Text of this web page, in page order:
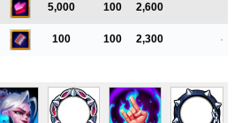
5,000 100 2,600
100 100 2,300